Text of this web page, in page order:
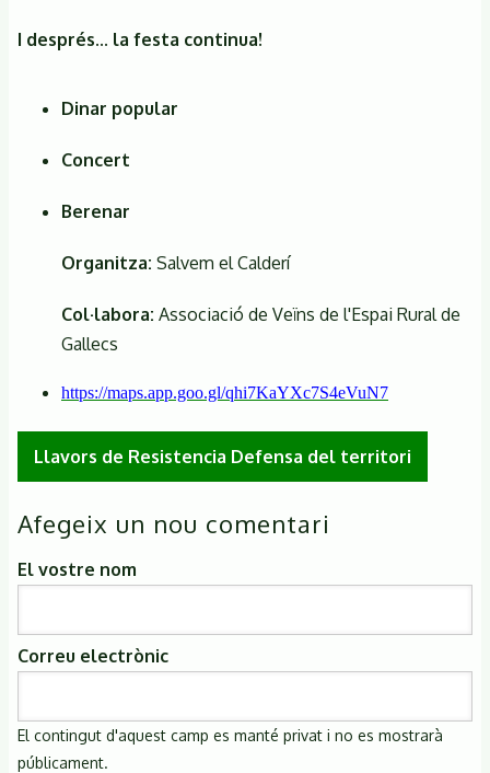
I després... la festa continua!
Dinar popular
Concert
Berenar
Organitza: Salvem el Calderí
Col·labora: Associació de Veïns de l'Espai Rural de
Gallecs
https://maps.app.goo.gl/qhi7KaYXc7S4eVuN7
Llavors de Resistencia Defensa del territori
Afegeix un nou comentari
El vostre nom
Correu electrònic
El contingut d'aquest camp es manté privat i no es mostrarà
públicament.